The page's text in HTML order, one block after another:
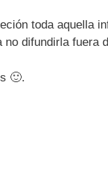
toda aquella
difundirla fuera
🙂.